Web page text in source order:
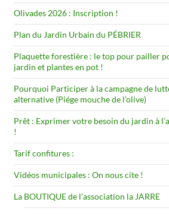
Olivades 2026 : Inscription !
Plan du Jardin Urbain du PÉBRIER
Plaquette forestière : le top pour pailler
jardin et plantes en pot !
Pourquoi Participer à la campagne de
alternative (Piége mouche de l’olive)
Prêt : Exprimer votre besoin du jardin à
!
Tarif confitures :
Vidéos municipales : On nous cite !
La BOUTIQUE de l’association la JARRE